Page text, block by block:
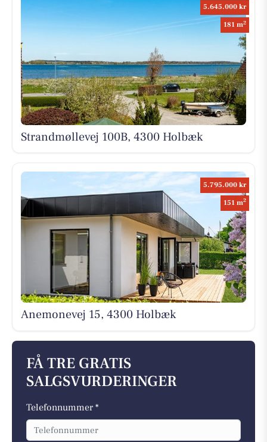
5.645.000 kr
181 m2
Strandmøllevej 100B, 4300 Holbæk
5.795.000 kr
151 m2
Anemonevej 15, 4300 Holbæk
FÅ TRE GRATIS
SALGSVURDERINGER
Telefonnummer *